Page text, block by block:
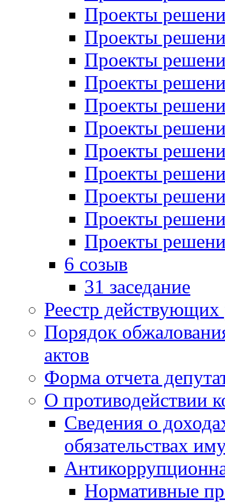
Проекты
Проекты
Проекты
Проекты
Проекты
Проекты
Проекты
Проекты
Проекты
Проекты
Проекты
6 созыв
31 заседание
Реестр
Порядок
актов
Форма отчета
О противодействии
Сведения о
обязательствах
Нормативные